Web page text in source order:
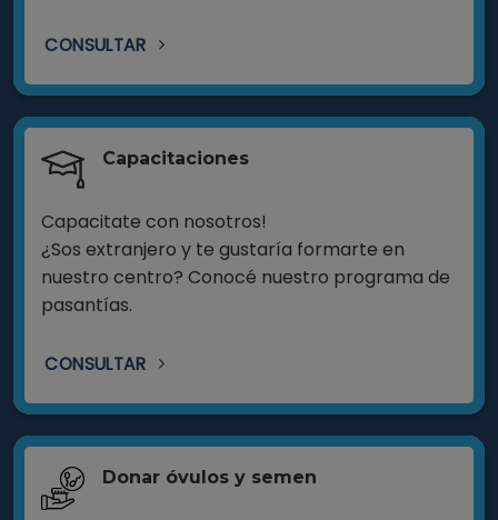
CONSULTAR
Capacitaciones
Capacitate con nosotros!
¿Sos extranjero y te gustaría formarte en
nuestro centro? Conocé nuestro programa de
pasantías.
CONSULTAR
Donar óvulos y semen